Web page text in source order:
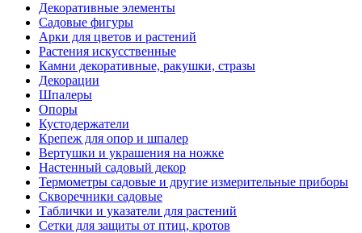
Декоративные элементы
Садовые фигуры
Арки для цветов и растений
Растения искусственные
Камни декоративные, ракушки, стразы
Декорации
Шпалеры
Опоры
Кустодержатели
Крепеж для опор и шпалер
Вертушки и украшения на ножке
Настенный садовый декор
Термометры садовые и другие измерительные приборы
Скворечники садовые
Таблички и указатели для растений
Сетки для защиты от птиц, кротов